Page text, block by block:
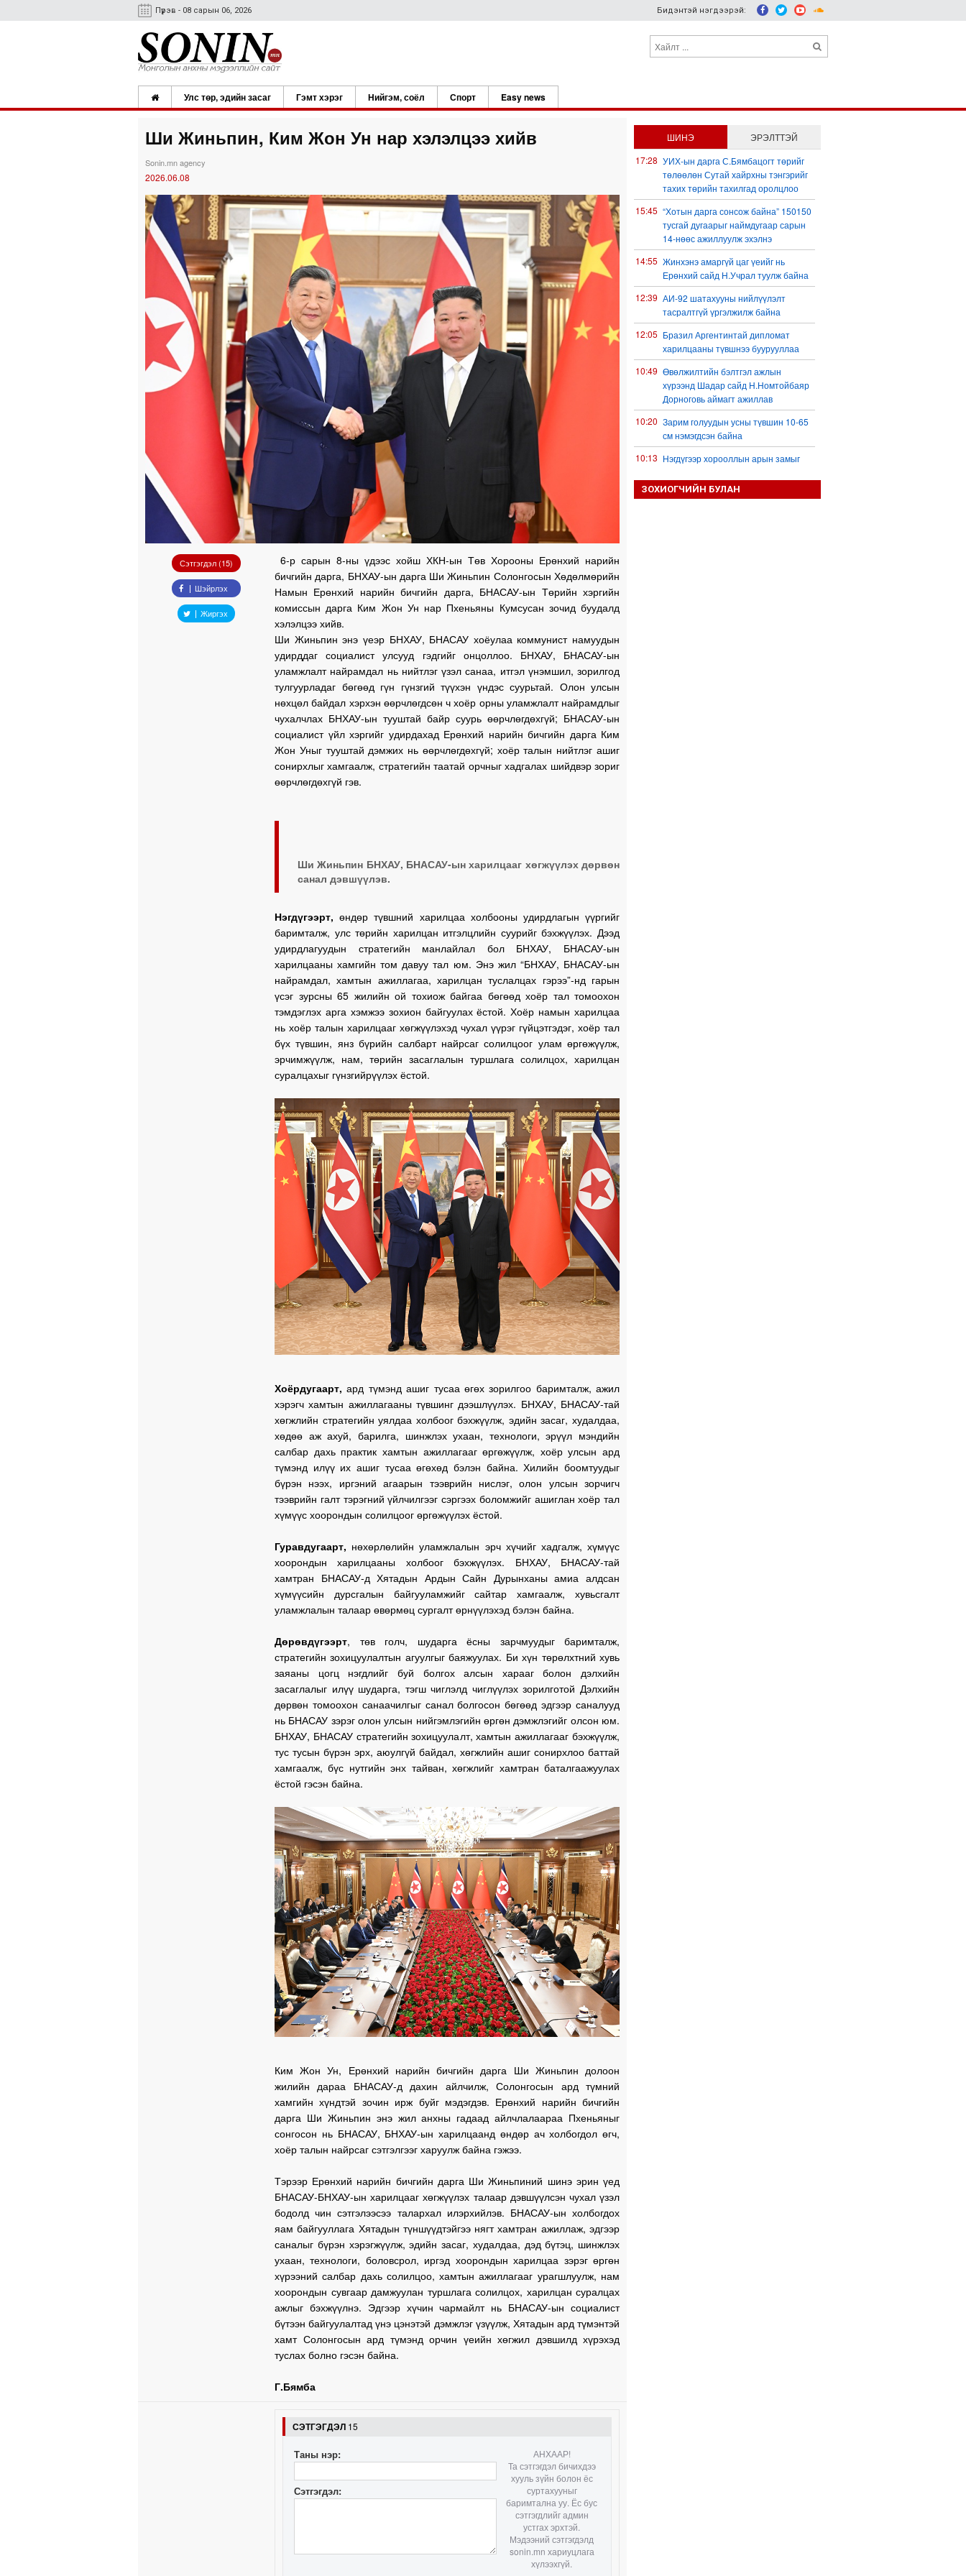
Пүрэв - 08 сарын 06, 2026 Бидэнтэй нэгдээрэй:
Улс төр, эдийн засаг Гэмт хэрэг Нийгэм, соёл Спорт Easy news
Ши Жиньпин, Ким Жон Ун нар хэлэлцээ хийв
Sonin.mn agency
2026.06.08
Сэтгэгдэл (15)
Шэйрлэх
Жиргэх
6-р сарын 8-ны үдээс хойш ХКН-ын Төв Хорооны Ерөнхий нарийн
бичгийн дарга, БНХАУ-ын дарга Ши Жиньпин Солонгосын Хөдөлмөрийн
Намын Ерөнхий нарийн бичгийн дарга, БНАСАУ-ын Төрийн хэргийн
комиссын дарга Ким Жон Ун нар Пхеньяны Кумсусан зочид буудалд
хэлэлцээ хийв.
Ши Жиньпин энэ үеэр БНХАУ, БНАСАУ хоёулаа коммунист намуудын
удирддаг социалист улсууд гэдгийг онцоллоо. БНХАУ, БНАСАУ-ын
уламжлалт найрамдал нь нийтлэг үзэл санаа, итгэл үнэмшил, зорилгод
тулгуурладаг бөгөөд гүн гүнзгий түүхэн үндэс суурьтай. Олон улсын
нөхцөл байдал хэрхэн өөрчлөгдсөн ч хоёр орны уламжлалт найрамдлыг
чухалчлах БНХАУ-ын тууштай байр суурь өөрчлөгдөхгүй; БНАСАУ-ын
социалист үйл хэргийг удирдахад Ерөнхий нарийн бичгийн дарга Ким
Жон Уныг тууштай дэмжих нь өөрчлөгдөхгүй; хоёр талын нийтлэг ашиг
сонирхлыг хамгаалж, стратегийн таатай орчныг хадгалах шийдвэр зориг
өөрчлөгдөхгүй гэв.
Ши Жиньпин БНХАУ, БНАСАУ-ын харилцааг хөгжүүлэх дөрвөн
санал дэвшүүлэв.
Нэгдүгээрт,өндөр түвшний харилцаа холбооны удирдлагын үүргийг
баримталж, улс төрийн харилцан итгэлцлийн суурийг бэхжүүлэх. Дээд
удирдлагуудын стратегийн манлайлал бол БНХАУ, БНАСАУ-ын
харилцааны хамгийн том давуу тал юм. Энэ жил “БНХАУ, БНАСАУ-ын
найрамдал, хамтын ажиллагаа, харилцан туслалцах гэрээ”-нд гарын
үсэг зурсны 65 жилийн ой тохиож байгаа бөгөөд хоёр тал томоохон
тэмдэглэх арга хэмжээ зохион байгуулах ёстой. Хоёр намын харилцаа
нь хоёр талын харилцааг хөгжүүлэхэд чухал үүрэг гүйцэтгэдэг, хоёр тал
бүх түвшин, янз бүрийн салбарт найрсаг солилцоог улам өргөжүүлж,
эрчимжүүлж, нам, төрийн засаглалын туршлага солилцох, харилцан
суралцахыг гүнзгийрүүлэх ёстой.
Хоёрдугаарт, ард түмэнд ашиг тусаа өгөх зорилгоо баримталж, ажил
хэрэгч хамтын ажиллагааны түвшинг дээшлүүлэх. БНХАУ, БНАСАУ-тай
хөгжлийн стратегийн уялдаа холбоог бэхжүүлж, эдийн засаг, худалдаа,
хөдөө аж ахуй, барилга, шинжлэх ухаан, технологи, эрүүл мэндийн
салбар дахь практик хамтын ажиллагааг өргөжүүлж, хоёр улсын ард
түмэнд илүү их ашиг тусаа өгөхөд бэлэн байна. Хилийн боомтуудыг
бүрэн нээх, иргэний агаарын тээврийн нислэг, олон улсын зорчигч
тээврийн галт тэрэгний үйлчилгээг сэргээх боломжийг ашиглан хоёр тал
хүмүүс хоорондын солилцоог өргөжүүлэх ёстой.
Гуравдугаарт, нөхөрлөлийн уламжлалын эрч хүчийг хадгалж, хүмүүс
хоорондын харилцааны холбоог бэхжүүлэх. БНХАУ, БНАСАУ-тай
хамтран БНАСАУ-д Хятадын Ардын Сайн Дурынханы амиа алдсан
хүмүүсийн дурсгалын байгууламжийг сайтар хамгаалж, хувьсгалт
уламжлалын талаар өвөрмөц сургалт өрнүүлэхэд бэлэн байна.
Дөрөвдүгээрт, төв голч, шударга ёсны зарчмуудыг баримталж,
стратегийн зохицуулалтын агуулгыг баяжуулах. Би хүн төрөлхтний хувь
заяаны цогц нэгдлийг буй болгох алсын харааг болон дэлхийн
засаглалыг илүү шударга, тэгш чиглэлд чиглүүлэх зорилготой Дэлхийн
дөрвөн томоохон санаачилгыг санал болгосон бөгөөд эдгээр саналууд
нь БНАСАУ зэрэг олон улсын нийгэмлэгийн өргөн дэмжлэгийг олсон юм.
БНХАУ, БНАСАУ стратегийн зохицуулалт, хамтын ажиллагааг бэхжүүлж,
тус тусын бүрэн эрх, аюулгүй байдал, хөгжлийн ашиг сонирхлоо баттай
хамгаалж, бүс нутгийн энх тайван, хөгжлийг хамтран баталгаажуулах
ёстой гэсэн байна.
Ким Жон Ун, Ерөнхий нарийн бичгийн дарга Ши Жиньпин долоон
жилийн дараа БНАСАУ-д дахин айлчилж, Солонгосын ард түмний
хамгийн хүндтэй зочин ирж буйг мэдэгдэв. Ерөнхий нарийн бичгийн
дарга Ши Жиньпин энэ жил анхны гадаад айлчлалаараа Пхеньяныг
сонгосон нь БНАСАУ, БНХАУ-ын харилцаанд өндөр ач холбогдол өгч,
хоёр талын найрсаг сэтгэлгээг харуулж байна гэжээ.
Тэрээр Ерөнхий нарийн бичгийн дарга Ши Жиньпиний шинэ эрин үед
БНАСАУ-БНХАУ-ын харилцааг хөгжүүлэх талаар дэвшүүлсэн чухал үзэл
бодолд чин сэтгэлээсээ талархал илэрхийлэв. БНАСАУ-ын холбогдох
яам байгууллага Хятадын түншүүдтэйгээ нягт хамтран ажиллаж, эдгээр
саналыг бүрэн хэрэгжүүлж, эдийн засаг, худалдаа, дэд бүтэц, шинжлэх
ухаан, технологи, боловсрол, иргэд хоорондын харилцаа зэрэг өргөн
хүрээний салбар дахь солилцоо, хамтын ажиллагааг урагшлуулж, нам
хоорондын сувгаар дамжуулан туршлага солилцох, харилцан суралцах
ажлыг бэхжүүлнэ. Эдгээр хүчин чармайлт нь БНАСАУ-ын социалист
бүтээн байгуулалтад үнэ цэнэтэй дэмжлэг үзүүлж, Хятадын ард түмэнтэй
хамт Солонгосын ард түмэнд орчин үеийн хөгжил дэвшилд хүрэхэд
туслах болно гэсэн байна.
Г.Бямба
СЭТГЭГДЭЛ 15
Таны нэр:
Сэтгэгдэл:
АНХААР!
Та сэтгэгдэл бичихдээ
хууль зүйн болон ёс
суртахууныг
баримтална уу. Ёс бус
сэтгэгдлийг админ
устгах эрхтэй.
Мэдээний сэтгэгдэлд
sonin.mn хариуцлага
хүлээхгүй.
ШИНЭ
ЭРЭЛТТЭЙ
17:28 УИХ-ын дарга С.Бямбацогт төрийг
төлөөлөн Сутай хайрхны тэнгэрийг
тахих төрийн тахилгад оролцлоо
15:45 “Хотын дарга сонсож байна” 150150
тусгай дугаарыг наймдугаар сарын
14-нөөс ажиллуулж эхэлнэ
14:55 Жинхэнэ амаргүй цаг үеийг нь
Ерөнхий сайд Н.Учрал туулж байна
12:39 АИ-92 шатахууны нийлүүлэлт
тасралтгүй үргэлжилж байна
12:05 Бразил Аргентинтай дипломат
харилцааны түвшнээ буурууллаа
10:49 Өвөлжилтийн бэлтгэл ажлын
хүрээнд Шадар сайд Н.Номтойбаяр
Дорноговь аймагт ажиллав
10:20 Зарим голуудын усны түвшин 10-65
см нэмэгдсэн байна
10:13 Нэгдүгээр хорооллын арын замыг
түр хааж, борооны ус зайлуулах
шугамын хөндлөн сэтэлгээ хийнэ
ЗОХИОГЧИЙН БУЛАН